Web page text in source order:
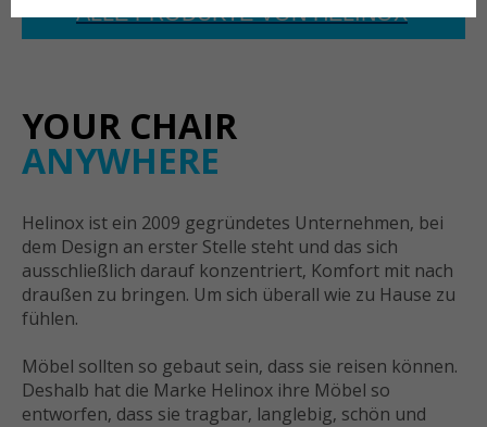
ALLE PRODUKTE VON HELINOX
YOUR CHAIR
ANYWHERE
Helinox ist ein 2009 gegründetes Unternehmen, bei
dem Design an erster Stelle steht und das sich
ausschließlich darauf konzentriert, Komfort mit nach
draußen zu bringen. Um sich überall wie zu Hause zu
fühlen.
Möbel sollten so gebaut sein, dass sie reisen können.
Deshalb hat die Marke Helinox ihre Möbel so
entworfen, dass sie tragbar, langlebig, schön und